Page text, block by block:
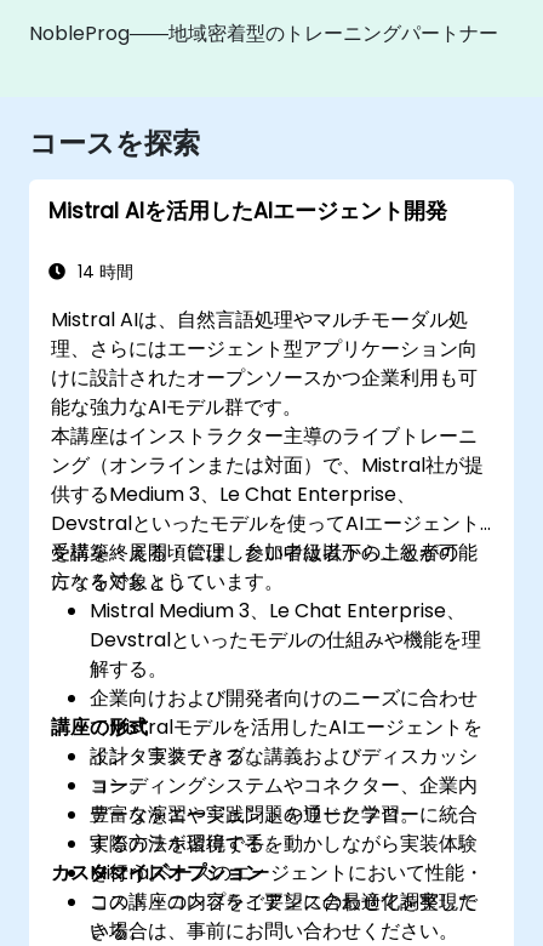
NobleProg――地域密着型のトレーニングパートナー
コースを探索
Mistral AIを活用したAIエージェント開発
14 時間
Mistral AIは、自然言語処理やマルチモーダル処
理、さらにはエージェント型アプリケーション向
けに設計されたオープンソースかつ企業利用も可
能な強力なAIモデル群です。
本講座はインストラクター主導のライブトレーニ
ング（オンラインまたは対面）で、Mistral社が提
供するMedium 3、Le Chat Enterprise、
Devstralといったモデルを使ってAIエージェント
を構築・展開・管理したい中級者から上級者の
方々を対象としています。
受講を終える頃には、参加者は以下のことが可能
になるでしょう：
Mistral Medium 3、Le Chat Enterprise、
Devstralといったモデルの仕組みや機能を理
解する。
企業向けおよび開発者向けのニーズに合わせ
てMistralモデルを活用したAIエージェントを
設計・実装できる。
コーディングシステムやコネクター、企業内
データをエージェントのワークフローに統合
する方法を習得する。
Mistralベースのエージェントにおいて性能・
コスト・コンプライアンスの最適化を実現で
きる。
講座の形式
インタラクティブな講義およびディスカッシ
ョン。
豊富な演習や実践問題を通じた学習。
実際のラボ環境で手を動かしながら実装体験
を行う。
カスタマイズオプション
この講座の内容をご要望に合わせて調整した
い場合は、事前にお問い合わせください。